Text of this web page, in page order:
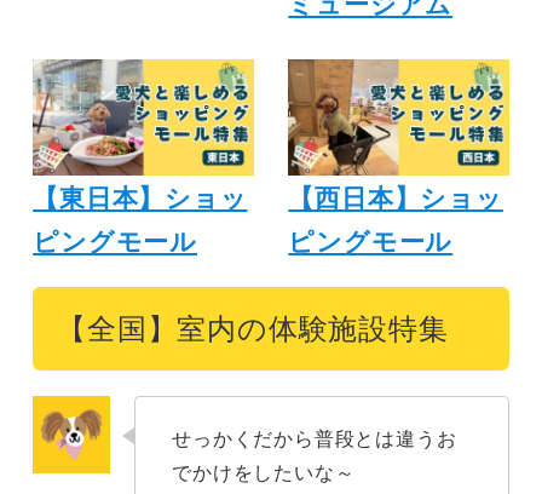
【東日本】ショッ
ピングモール
【西日本】ショッ
ピングモール
【全国】室内の体験施設特集
せっかくだから普段とは違うお
でかけをしたいな～